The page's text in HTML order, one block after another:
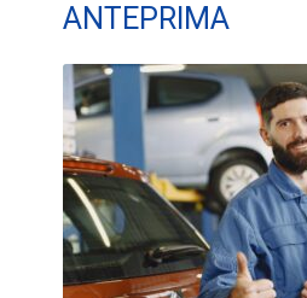
ANTEPRIMA